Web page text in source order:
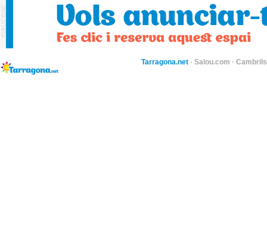
Tarragona.net · Salou.com ·